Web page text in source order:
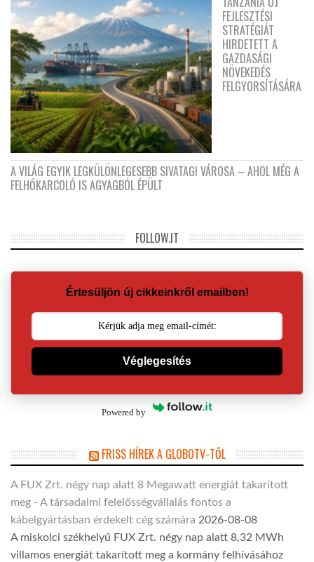
FEJLESZTÉSI
STRATÉGIÁT
HIRDETETT A
GAZDASÁGI
NÖVEKEDÉS
FELGYORSÍTÁSÁRA
A VILÁG EGYIK LEGKÜLÖNLEGESEBB SIVATAGI VÁROSA – AHOL MÉG A
FELHŐKARCOLÓ IS AGYAGBÓL ÉPÜLT
FOLLOW.IT
Értesüljön új cikkeinkről emailben!
Véglegesítés
Powered by
FRISS HÍREK A GLOBOTV-TŐL
A FUX Zrt. négy nap alatt 8 Megawatt energiát takarított
meg - A társadalmi felelősségvállalás fontos a
kábelgyártásban érdekelt cég számára 2026-08-08
A miskolci székhelyű FUX Zrt. négy nap alatt 8,32 MWh
villamos energiát takarított meg a kormány felhívásához